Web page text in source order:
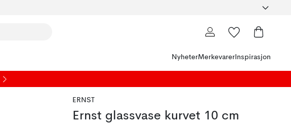
NyheterMerkevarer Inspirasjon
ERNST
Ernst glassvase kurvet 10 cm